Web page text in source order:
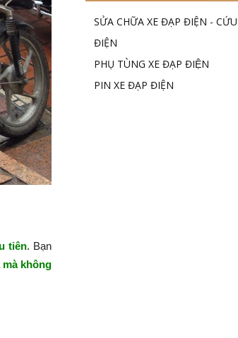
tiên. Bạn
không
SỬA CHỮA XE ĐẠP ĐIỆN -
ĐIỆN
PHỤ TÙNG XE ĐẠP ĐIỆN
PIN XE ĐẠP ĐIỆN